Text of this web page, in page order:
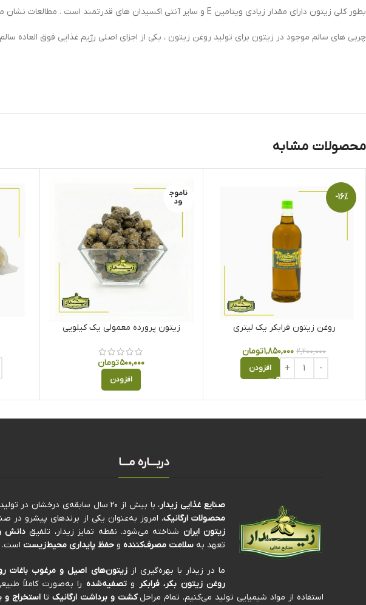
بطور کلی زیتون دارای مقدار زیادی ویتامین E و سایر آنتی اکسیدان های قدرتمند است . مطالعات
چربی های سالم موجود در زیتون برای تولید روغن زیتون ، یکی از اجزای اصلی رژیم غذایی فوق العاده سالم مدیترانه ای
محصولات مشابه
-۱۶%
روغن زیتون فرابکر یک لیتری
۲,۲۰۰,۰۰۰ ۱,۸۵۰,۰۰۰تومان
افزودن
ناموج
ود
زیتون پرورده معمولی یک کیلویی
۵۰۰,۰۰۰تومان
افزودن
دربـــاره مـــا
صنایع غذایی زیدار، با بیش از ۲۰ سال سابقه‌ی درخشان در تولید و فرآوری
محصولات ارگانیک، امروز به‌عنوان یکی از برندهای پیشرو در
زیتون ایران شناخته می‌شود. نقطه تمایز زیدار، تلفیق دانش
تعهد به سلامت مصرف‌کننده و حفظ پایداری محیط‌زیست است.
ما در زیدار با بهره‌گیری اززیتون‌های اصیل و مرغوب باغات
روغن زیتون بکر، فرابکر وتصفیه‌شده را به‌صورت کاملاً
استفاده از مواد شیمیایی تولید می‌کنیم. تمام مراحلکشت و برداشت ارگانیک تااستخراج و